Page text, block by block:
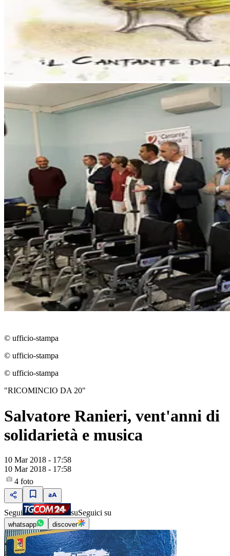
© ufficio-stampa
© ufficio-stampa
© ufficio-stampa
"RICOMINCIO DA 20"
Salvatore Ranieri, vent'anni di
solidarietà e musica
10 Mar 2018 - 17:58
10 Mar 2018 - 17:58
4 foto
Segui suSeguici su
whatsapp discover